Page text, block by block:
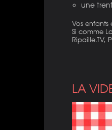
une
Vos
Si comme
Ripaille.TV,
LA